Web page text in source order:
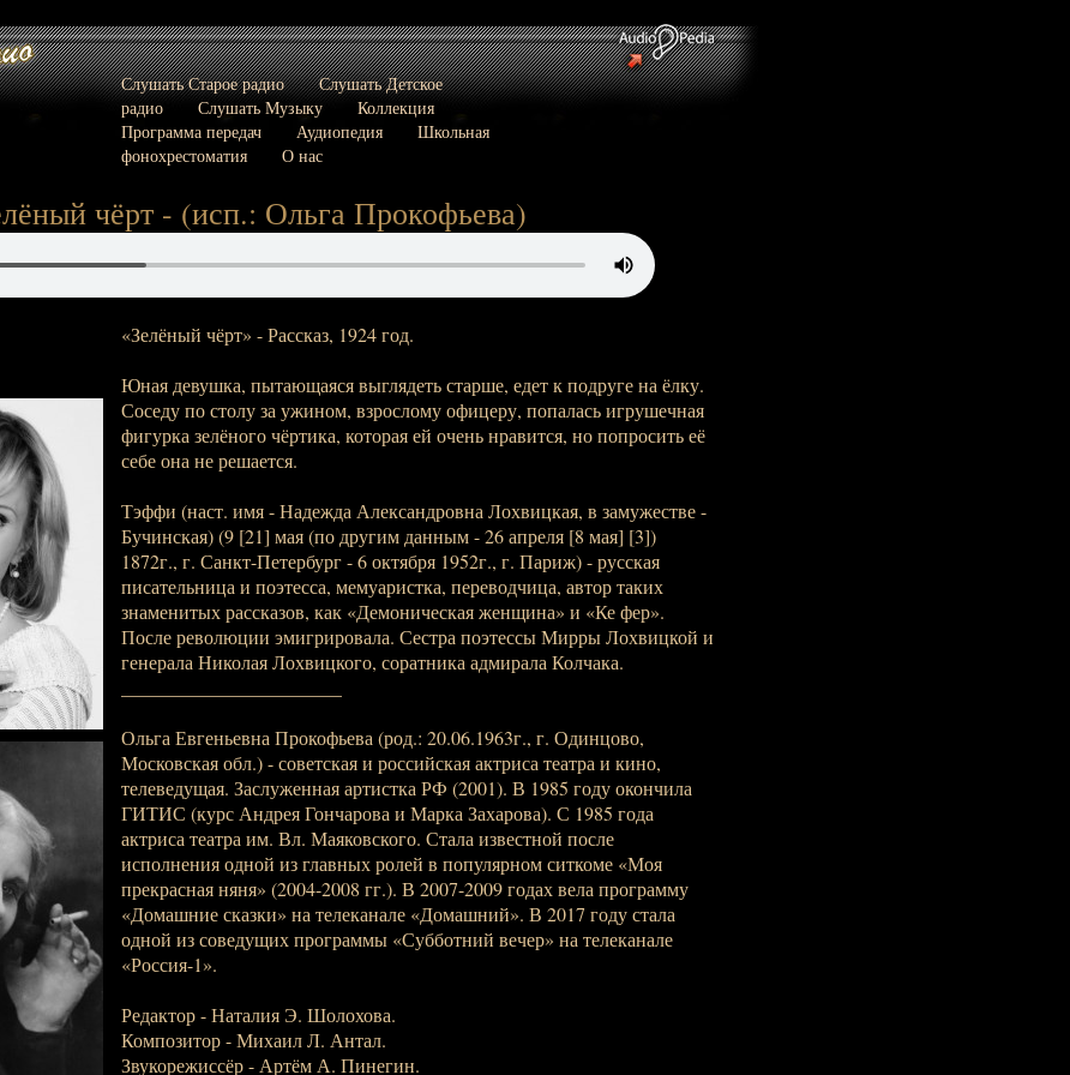
Слушать Старое радио
Слушать Детское
радио
Слушать Музыку
Коллекция
Программа передач
Аудиопедия
Школьная
фонохрестоматия
О нас
чёрт - (исп.: Ольга Прокофьева)
«Зелёный чёрт» - Рассказ, 1924 год.
Юная девушка, пытающаяся выглядеть старше, едет к подруге на ёлку.
Соседу по столу за ужином, взрослому офицеру, попалась игрушечная
фигурка зелёного чёртика, которая ей очень нравится, но попросить её
себе она не решается.
Тэффи (наст. имя - Надежда Александровна Лохвицкая, в замужестве -
Бучинская) (9 [21] мая (по другим данным - 26 апреля [8 мая] [3])
1872г., г. Санкт-Петербург - 6 октября 1952г., г. Париж) - русская
писательница и поэтесса, мемуаристка, переводчица, автор таких
знаменитых рассказов, как «Демоническая женщина» и «Ке фер».
После революции эмигрировала. Сестра поэтессы Мирры Лохвицкой и
генерала Николая Лохвицкого, соратника адмирала Колчака.
Ольга Евгеньевна Прокофьева (род.: 20.06.1963г., г. Одинцово,
Московская обл.) - советская и российская актриса театра и кино,
телеведущая. Заслуженная артистка РФ (2001). В 1985 году окончила
ГИТИС (курс Андрея Гончарова и Марка Захарова). С 1985 года
актриса театра им. Вл. Маяковского. Стала известной после
исполнения одной из главных ролей в популярном ситкоме «Моя
прекрасная няня» (2004-2008 гг.). В 2007-2009 годах вела программу
«Домашние сказки» на телеканале «Домашний». В 2017 году стала
одной из соведущих программы «Субботний вечер» на телеканале
«Россия-1».
Редактор - Наталия Э. Шолохова.
Композитор - Михаил Л. Антал.
Звукорежиссёр - Артём А. Пинегин.